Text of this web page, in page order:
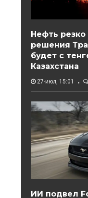
Нефть
решения
будет с
Казахстана
27-июл, 15:01
ИИ подвел